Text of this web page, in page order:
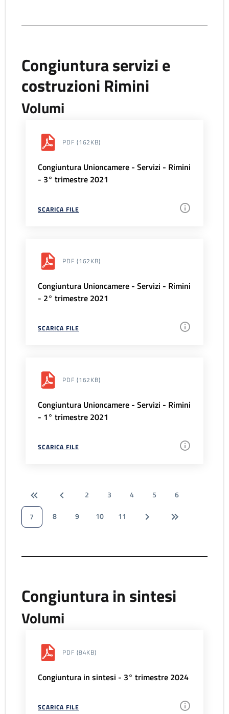
Congiuntura servizi e
costruzioni Rimini
Volumi
PDF (162KB)
Congiuntura Unioncamere - Servizi - Rimini
- 3° trimestre 2021
SCARICA FILE
PDF (162KB)
Congiuntura Unioncamere - Servizi - Rimini
- 2° trimestre 2021
SCARICA FILE
PDF (162KB)
Congiuntura Unioncamere - Servizi - Rimini
- 1° trimestre 2021
SCARICA FILE
2 3 4 5
6
7
8 9 10 11
Congiuntura in sintesi
Volumi
PDF (84KB)
Congiuntura in sintesi - 3° trimestre 2024
SCARICA FILE